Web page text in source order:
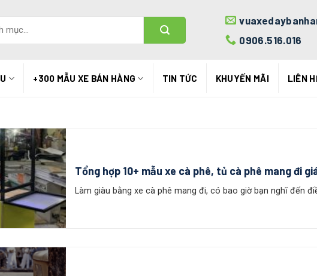
0906.516.016
+300 MẪU XE BÁN HÀNG TIN TỨC KHUYẾN MÃI LIÊN
Tổng hợp 10+ mẫu xe cà phê, tủ cà phê mang đi
Làm giàu bằng xe cà phê mang đi, có bao giờ bạn nghĩ đến